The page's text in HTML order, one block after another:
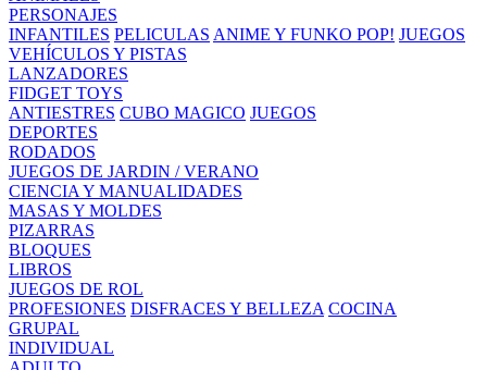
PERSONAJES
INFANTILES PELICULAS ANIME Y FUNKO POP! JUEGOS
VEHÍCULOS Y PISTAS
LANZADORES
FIDGET TOYS
ANTIESTRES CUBO MAGICO JUEGOS
DEPORTES
RODADOS
JUEGOS DE JARDIN / VERANO
CIENCIA Y MANUALIDADES
MASAS Y MOLDES
PIZARRAS
BLOQUES
LIBROS
JUEGOS DE ROL
PROFESIONES DISFRACES Y BELLEZA COCINA
GRUPAL
INDIVIDUAL